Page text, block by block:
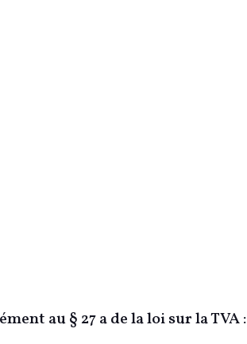
au § 27 a de la loi sur la TVA :